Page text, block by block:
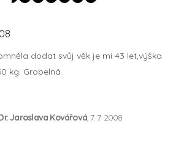
dodat svůj věk je mi 43 let,výška
kg. Grobelná
Jaroslava Kovářová, 7. 7. 2008